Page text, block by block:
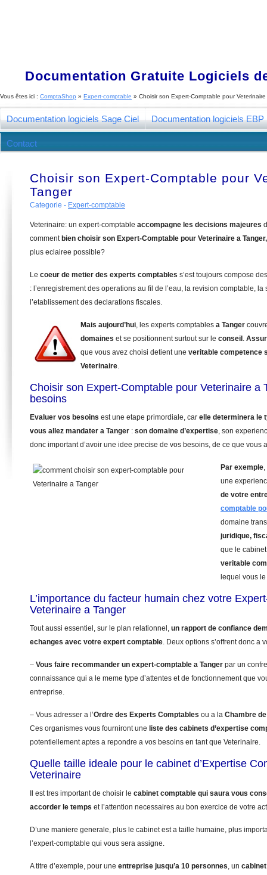
Documentation Gratuite Logiciels
Vous êtes ici : ComptaShop » Expert-comptable » Choisir son Expert-Comptable pour
Documentation logiciels Sage Ciel Documentation logiciels EBP
Contact
Choisir son Expert-Comptable pour
Tanger
Categorie - Expert-comptable
Veterinaire: un expert-comptable accompagne les decisions majeures
comment bien choisir son Expert-Comptable pour Veterinaire a
plus eclairee possible?
Le coeur de metier des experts comptables s’est toujours compose
: l’enregistrement des operations au fil de l’eau, la revision comptable, la
l’etablissement des declarations fiscales.
Mais aujourd’hui, les experts comptables a Tanger
domaines et se positionnent surtout sur le conseil .
que vous avez choisi detient une veritable competence
Veterinaire.
Choisir son Expert-Comptable pour Veterinaire a
besoins
Evaluer vos besoins est une etape primordiale, car elle determinera le
vous allez mandater a Tanger : son domaine d’expertise, son
donc important d’avoir une idee precise de vos besoins, de ce que vous
Par exemple
une
de votre
comptable
domaine
juridique,
que le
veritable
lequel vous
L’importance du facteur humain chez votre
Veterinaire a Tanger
Tout aussi essentiel, sur le plan relationnel, un rapport de confiance
echanges avec votre expert comptable. Deux options s’offrent donc a
– Vous faire recommander un expert-comptable a Tanger par un
connaissance qui a le meme type d’attentes et de fonctionnement que
entreprise.
– Vous adresser a l’Ordre des Experts Comptables ou a la Chambre
Ces organismes vous fourniront une liste des cabinets d’expertise
potentiellement aptes a repondre a vos besoins en tant que Veterinaire.
Quelle taille ideale pour le cabinet d’Expertise
Veterinaire
Il est tres important de choisir le cabinet comptable qui saura vous
accorder le temps et l’attention necessaires au bon exercice de votre
D’une maniere generale, plus le cabinet est a taille humaine, plus
l’expert-comptable qui vous sera assigne.
A titre d’exemple, pour une entreprise jusqu’a 10 personnes, un